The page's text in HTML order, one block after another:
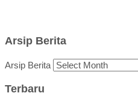
Arsip Berita
Arsip Berita
Terbaru